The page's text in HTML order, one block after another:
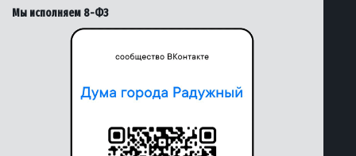
Мы исполняем 8-ФЗ